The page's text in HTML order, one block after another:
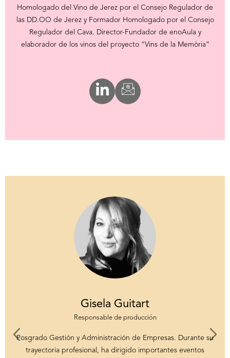
Homologado del Vino de Jerez por el Consejo Regulador de
las DD.OO de Jerez y Formador Homologado por el Consejo
Regulador del Cava. Director-Fundador de enoAula y
elaborador de los vinos del proyecto “Vins de la Memòria”
Gisela Guitart
Responsable de producción
Posgrado Gestión y Administración de Empresas. Durante su
trayectoria profesional, ha dirigido importantes eventos